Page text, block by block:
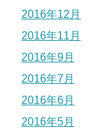
2016年12月
2016年11月
2016年9月
2016年7月
2016年6月
2016年5月